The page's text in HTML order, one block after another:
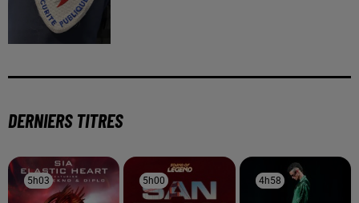
DERNIERS TITRES
5h03
5h03 5h00
5h00 4h58
4h58